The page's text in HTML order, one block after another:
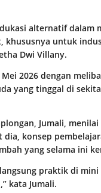
alternatif dalam
untuk
Dwi Villany.
2026 dengan
yang tinggal di
Jumali,
konsep
yang selama ini
praktik di
kata Jumali.